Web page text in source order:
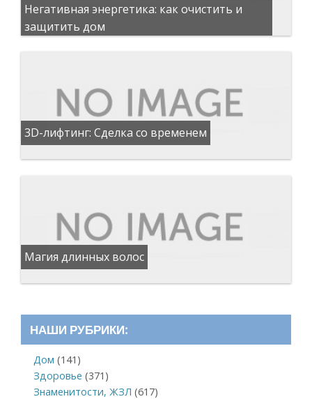
Негативная энергетика: как очистить и
защитить дом
3D-лифтинг: Сделка со временем
Магия длинных волос
НАШИ РУБРИКИ:
Дом (141)
Здоровье (371)
Знаменитости, ЖЗЛ (617)